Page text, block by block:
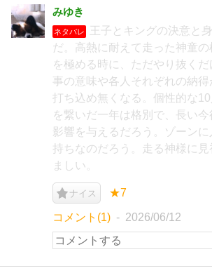
みゆき
ネタバレ
王子とキングの決意と
だ。高熱に耐えて走った神童
を極める時に、ただやり抜く
事の意味や各人それぞれの納得
打ち込め無くなる。個性的な
を繋いだ一年は格別で、長い
影響を与えるだろう。ゾーン
持ちなのだろう。走る神様に
ましい。
ナイス ★7
コメント(1) 2026/06/12